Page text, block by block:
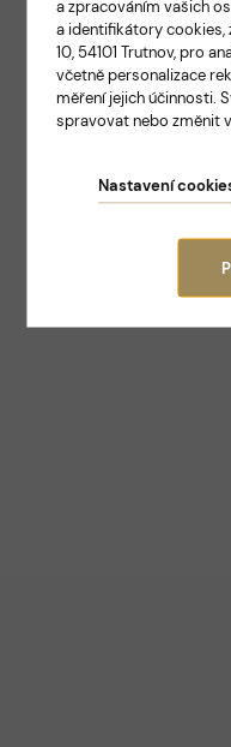
ELEGANCE A
a zpracováním vašich
a identifikátory cookies,
10, 54101 Trutnov, pro
včetně personalizace
měření jejich účinnosti.
spravovat nebo změnit
Nastavení